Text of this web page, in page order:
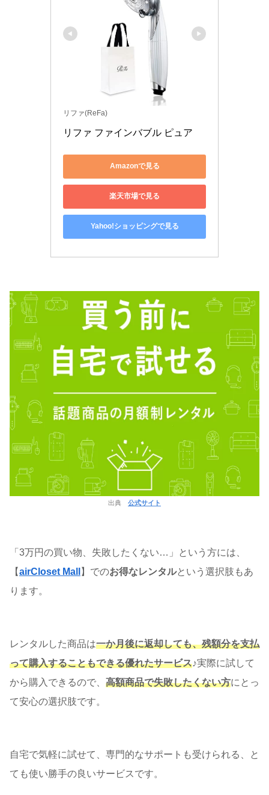
リファ(ReFa)
リファ ファインバブル ピュア
Amazonで見る
楽天市場で見る
Yahoo!ショッピングで見る
出典 公式サイト
「3万円の買い物、失敗したくない…」という方には、
【airCloset Mall 】でのお得なレンタルという選択肢もあ
ります。
レンタルした商品は一か月後に返却しても、残額分を支払
って購入することもできる優れたサービス♪実際に試して
から購入できるので、 高額商品で失敗したくない方にとっ
て安心の選択肢です。
自宅で気軽に試せて、専門的なサポートも受けられる、と
ても使い勝手の良いサービスです。